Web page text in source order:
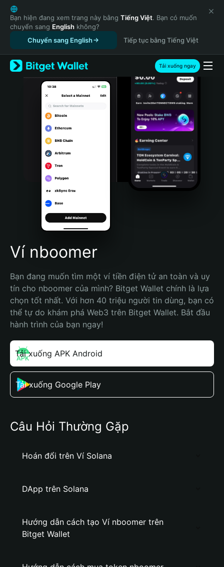
English
日本語
Tiếng Việt
Русский
Español (Latinoamérica)
Türkçe
Italiano
Português (Portugal)
Bahasa Indonesia
Português (Brasil)
Español (Argentina)
Bạn hiện đang xem trang này bằng Tiếng Việt. Bạn có muốn
chuyển sang English không?
Chuyển sang English
Tiếp tục bằng Tiếng Việt
Tải xuống ngay
Ví nboomer
Bạn đang muốn tìm một ví tiền điện tử an toàn và uy
tín cho nboomer của mình? Bitget Wallet chính là lựa
chọn tốt nhất. Với hơn 40 triệu người tin dùng, bạn có
thể tự do khám phá Web3 trên Bitget Wallet. Bắt đầu
hành trình của bạn ngay!
Tải xuống APK Android
Tải xuống Google Play
Câu Hỏi Thường Gặp
Hoán đổi trên Ví Solana
DApp trên Solana
Hướng dẫn cách tạo Ví nboomer trên
Bitget Wallet